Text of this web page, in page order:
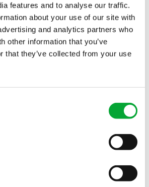
features and to analyse our traffic.
about your use of our site with
and analytics partners who
other information that you’ve
that they’ve collected from your use
| Biggen 5
Deutschland
0
Newsletter abonnieren
Kühltechnologie für